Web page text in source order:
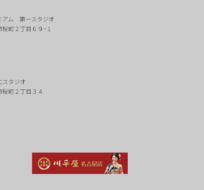
アム 第一スタジオ
町２丁目６９−１
タジオ
桜町２丁目３４